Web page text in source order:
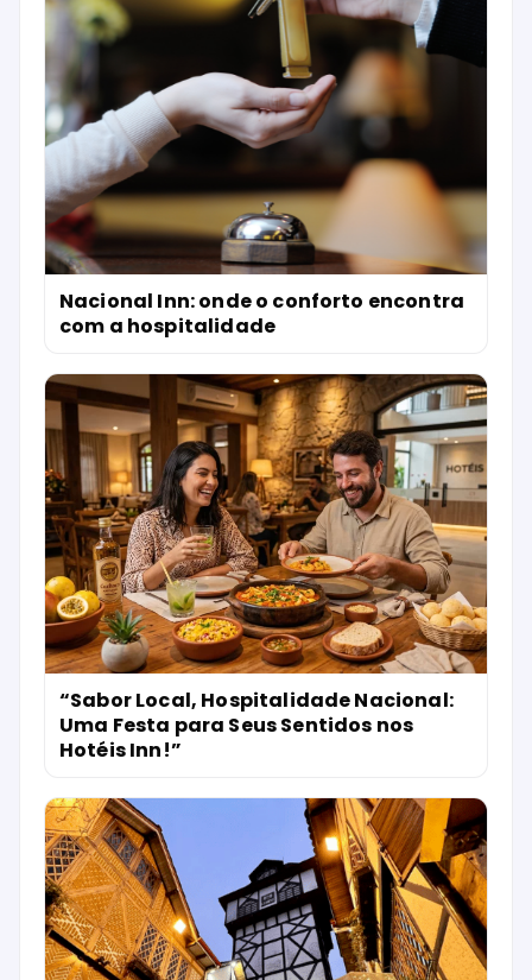
Nacional Inn: onde o conforto encontra
com a hospitalidade
“Sabor Local, Hospitalidade Nacional:
Uma Festa para Seus Sentidos nos
Hotéis Inn!”